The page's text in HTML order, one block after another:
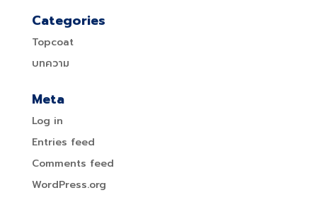
Categories
Topcoat
บทความ
Meta
Log in
Entries feed
Comments feed
WordPress.org